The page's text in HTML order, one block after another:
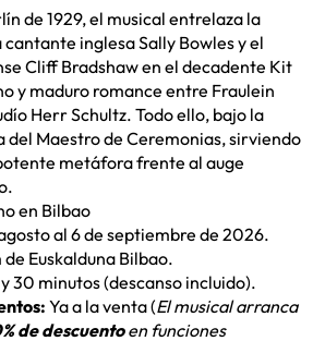
de 1929, el musical entrelaza la
inglesa Sally Bowles y el
Cliff Bradshaw en el decadente Kit
y maduro romance entre Fraulein
Herr Schultz. Todo ello, bajo la
Maestro de Ceremonias, sirviendo
metáfora frente al auge
en Bilbao
al 6 de septiembre de 2026.
Euskalduna Bilbao.
30 minutos (descanso incluido).
Ya a la venta(El musical arranca
de descuentoen funciones